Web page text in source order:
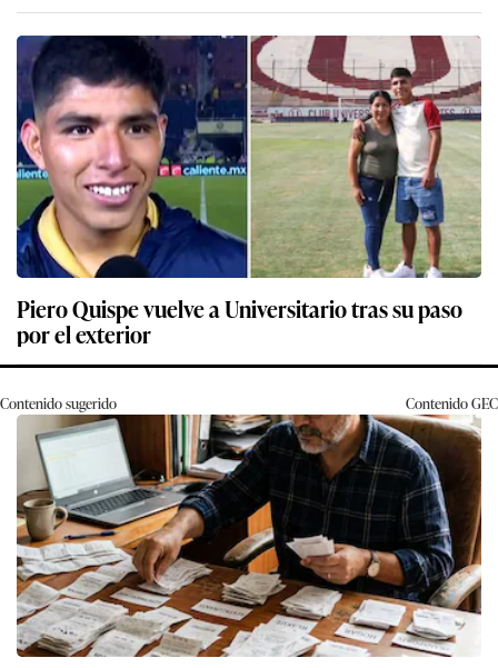
Piero Quispe vuelve a Universitario tras su paso
por el exterior
Contenido sugerido ContenidoGEC